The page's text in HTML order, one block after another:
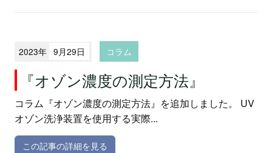
2023年 9月29日 コラム
『オゾン濃度の測定方法』
コラム『オゾン濃度の測定方法』を追加しました。 UV
オゾン洗浄装置を使用する実際...
この記事の詳細を見る